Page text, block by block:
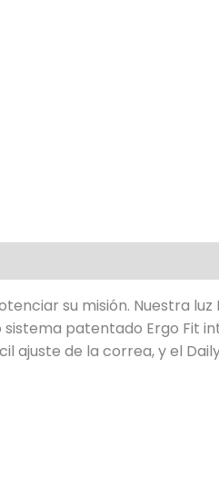
su misión. Nuestra luz
patentado Ergo Fit
de la correa, y el